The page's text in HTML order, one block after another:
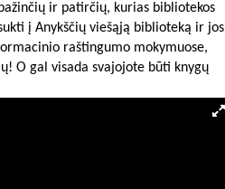
ir patirčių, kurias bibliotekos
į Anykščių viešąją biblioteką ir jos
raštingumo mokymuose,
O gal visada svajojote būti knygų